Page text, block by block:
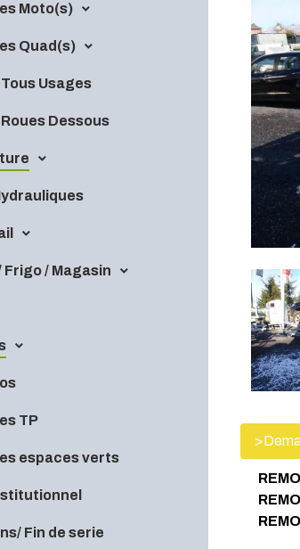
Moto(s)
Quad(s)
Usages
Dessous
Frigo / Magasin
TP
espaces verts
Fin de serie